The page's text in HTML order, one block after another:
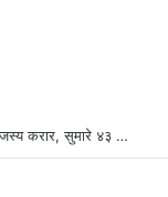
दावोस दौरा शंभर टक्के यशस्वी; ३७ लाख कोटींचे सामंजस्य करार, सुमारे ४३ लाख रोजगारनिर्मिती – उद्योगमंत्री डॉ. उदय सामंत